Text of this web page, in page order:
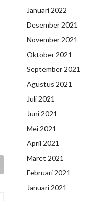
Januari 2022
Desember 2021
November 2021
Oktober 2021
September 2021
Agustus 2021
Juli 2021
Juni 2021
Mei 2021
April 2021
Maret 2021
Februari 2021
Januari 2021